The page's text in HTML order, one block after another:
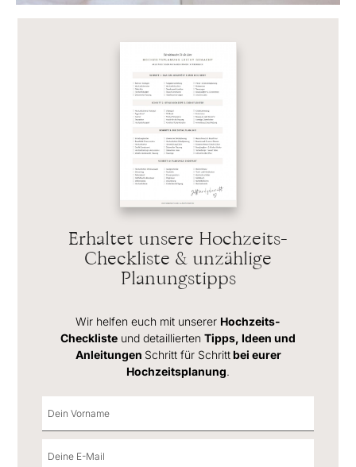
Erhaltet unsere Hochzeits-
Checkliste & unzählige
Planungstipps
Wir helfen euch mit unserer Hochzeits-
Checkliste und detaillierten Tipps, Ideen und
Anleitungen Schritt für Schrittbei eurer
Hochzeitsplanung.